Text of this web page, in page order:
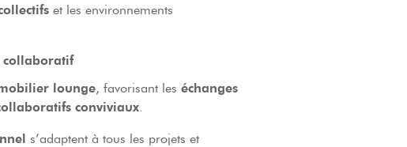
et les environnements
collaboratif
lounge, favorisant les échanges
conviviaux.
s’adaptent à tous les projets et